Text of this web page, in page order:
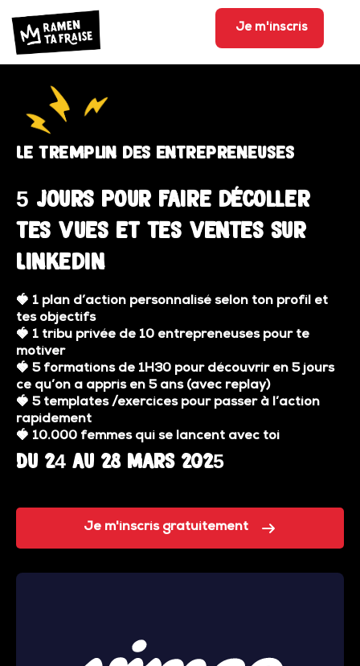
Je m'inscris
Le tremplin des entrepreneuses
5 jours pour faire décoller
tes vues et tes ventes sur
Linkedin
🍓 1 plan d’action personnalisé selon ton profil et
tes objectifs
🍓 1 tribu privée de 10 entrepreneuses pour te
motiver
🍓 5 formations de 1H30 pour découvrir en 5 jours
ce qu’on a appris en 5 ans (avec replay)
🍓 5 templates /exercices pour passer à l’action
rapidement
🍓 10.000 femmes qui se lancent avec toi
Du 24 au 28 Mars 2025
Je m'inscris gratuitement